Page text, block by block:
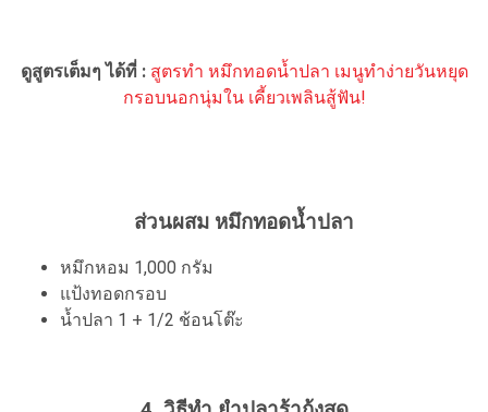
ดูสูตรเต็มๆ ได้ที่ : สูตรทำ หมึกทอดน้ำปลา เมนูทำง่ายวันหยุด
กรอบนอกนุ่มใน เคี้ยวเพลินสู้ฟัน!
ส่วนผสม หมึกทอดน้ำปลา
หมึกหอม 1,000 กรัม
แป้งทอดกรอบ
น้ำปลา 1 + 1/2 ช้อนโต๊ะ